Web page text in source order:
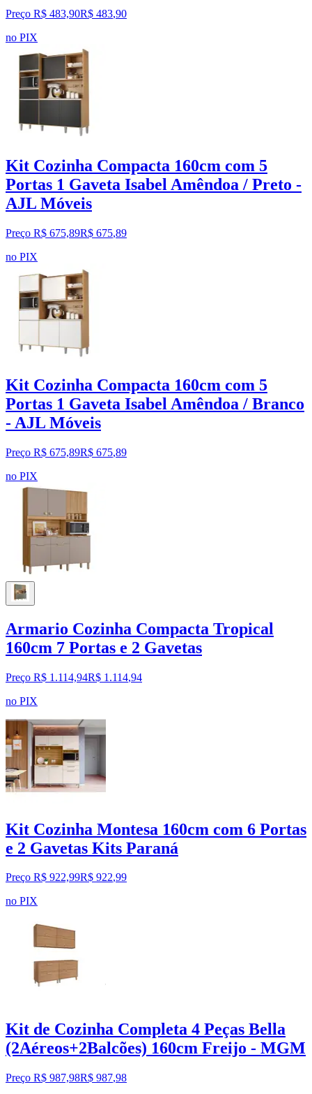
Preço R$ 483,90R$ 483,90
no PIX
Kit Cozinha Compacta 160cm com 5
Portas 1 Gaveta Isabel Amêndoa / Preto -
AJL Móveis
Preço R$ 675,89R$ 675,89
no PIX
Kit Cozinha Compacta 160cm com 5
Portas 1 Gaveta Isabel Amêndoa / Branco
- AJL Móveis
Preço R$ 675,89R$ 675,89
no PIX
Armario Cozinha Compacta Tropical
160cm 7 Portas e 2 Gavetas
Preço R$ 1.114,94R$ 1.114,94
no PIX
Kit Cozinha Montesa 160cm com 6 Portas
e 2 Gavetas Kits Paraná
Preço R$ 922,99R$ 922,99
no PIX
Kit de Cozinha Completa 4 Peças Bella
(2Aéreos+2Balcões) 160cm Freijo - MGM
Preço R$ 987,98R$ 987,98